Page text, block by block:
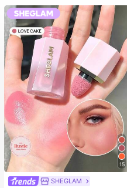
15
SHEGLAM